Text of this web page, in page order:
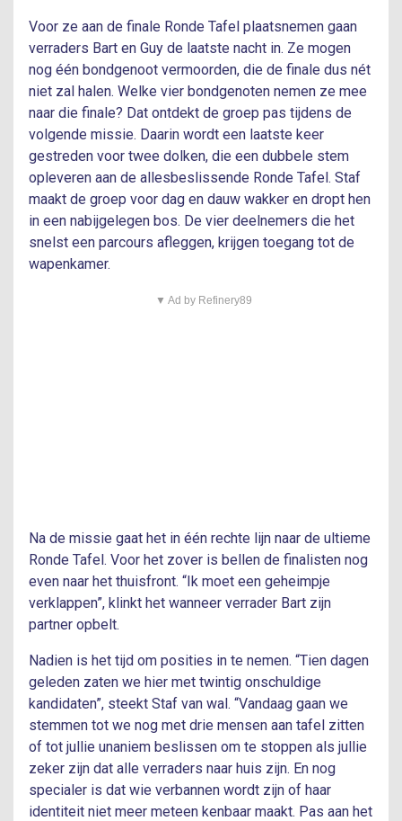
Voor ze aan de finale Ronde Tafel plaatsnemen gaan
verraders Bart en Guy de laatste nacht in. Ze mogen
nog één bondgenoot vermoorden, die de finale dus nét
niet zal halen. Welke vier bondgenoten nemen ze mee
naar die finale? Dat ontdekt de groep pas tijdens de
volgende missie. Daarin wordt een laatste keer
gestreden voor twee dolken, die een dubbele stem
opleveren aan de allesbeslissende Ronde Tafel. Staf
maakt de groep voor dag en dauw wakker en dropt hen
in een nabijgelegen bos. De vier deelnemers die het
snelst een parcours afleggen, krijgen toegang tot de
wapenkamer.
▼ Ad by Refinery89
Na de missie gaat het in één rechte lijn naar de ultieme
Ronde Tafel. Voor het zover is bellen de finalisten nog
even naar het thuisfront. “Ik moet een geheimpje
verklappen”, klinkt het wanneer verrader Bart zijn
partner opbelt.
Nadien is het tijd om posities in te nemen. “Tien dagen
geleden zaten we hier met twintig onschuldige
kandidaten”, steekt Staf van wal. “Vandaag gaan we
stemmen tot we nog met drie mensen aan tafel zitten
of tot jullie unaniem beslissen om te stoppen als jullie
zeker zijn dat alle verraders naar huis zijn. En nog
specialer is dat wie verbannen wordt zijn of haar
identiteit niet meer meteen kenbaar maakt. Pas aan het